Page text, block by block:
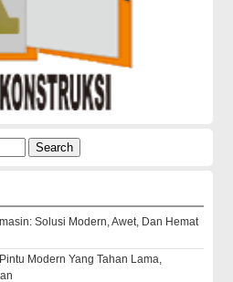
Solusi Modern, Awet, Dan Hemat
Modern Yang Tahan Lama,